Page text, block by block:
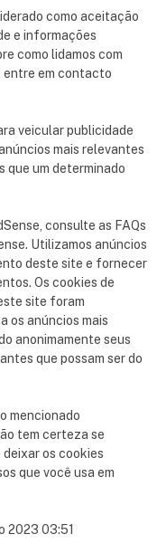
como aceitação
e informações
como lidamos com
entre em contacto
veicular publicidade
mais relevantes
que um determinado
consulte as FAQs
Utilizamos anúncios
deste site e fornecer
Os cookies de
site foram
os anúncios mais
anonimamente seus
que possam ser do
mencionado
tem certeza se
os cookies
que você usa em
2023 03:51